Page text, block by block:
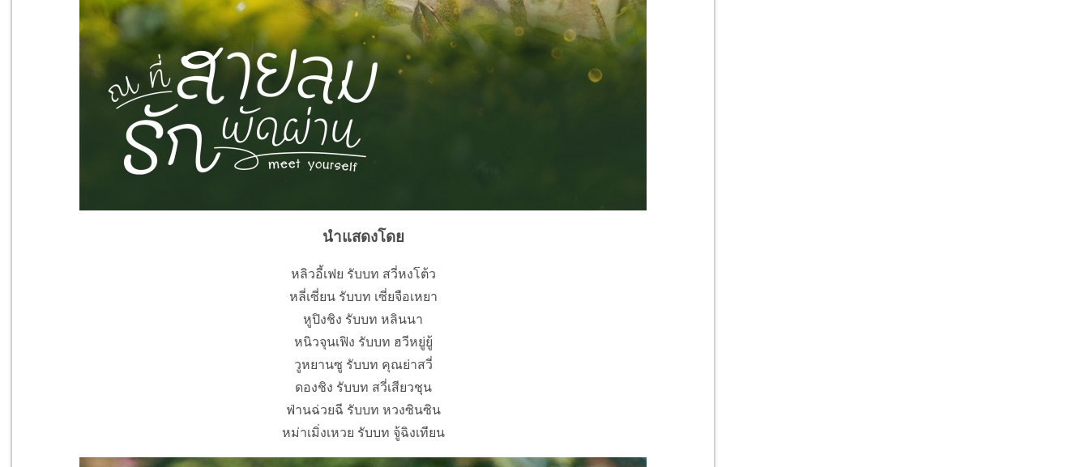
นำแสดงโดย
หลิวอี้เฟย รับบท สวี่หงโต้ว
หลี่เซี่ยน รับบท เซี่ยจือเหยา
หูปิงชิง รับบท หลินนา
หนิวจุนเฟิง รับบท ฮวีหยู่ยู้
วูหยานซู รับบท คุณย่าสวี่
ดองชิง รับบท สวี่เสียวชุน
ฟ่านฉ่วยฉี รับบท หวงซินซิน
หม่าเมิ่งเหวย รับบท จู้ฉิงเทียน